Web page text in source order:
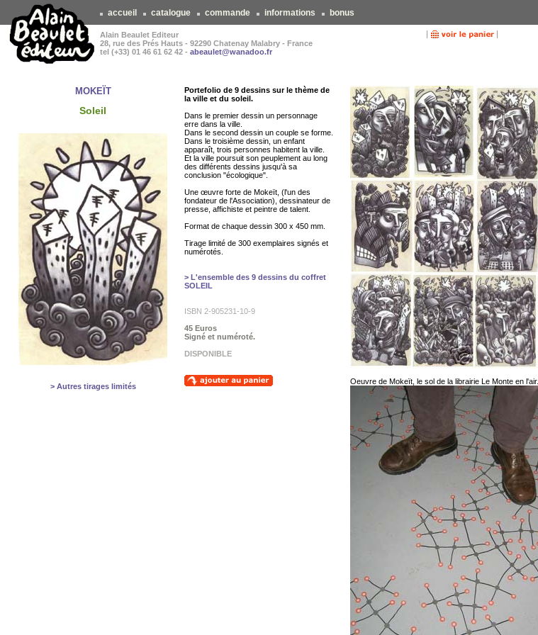
accueil catalogue commande informations bonus
Alain Beaulet Editeur
28, rue des Prés Hauts - 92290 Chatenay Malabry - France
tel (+33) 01 46 61 62 42 - abeaulet@wanadoo.fr
MOKEÏT
Soleil
> Autres tirages limités
Portefolio de 9 dessins sur le thème de
la ville et du soleil.
Dans le premier dessin un personnage
erre dans la ville.
Dans le second dessin un couple se forme.
Dans le troisième dessin, un enfant
apparaît, trois personnes habitent la ville.
Et la ville poursuit son peuplement au long
des différents dessins jusqu'à sa
conclusion "écologique".
Une œuvre forte de Mokeït, (l'un des
fondateur de l'Association), dessinateur de
presse, affichiste et peintre de talent.
Format de chaque dessin 300 x 450 mm.
Tirage limité de 300 exemplaires signés et
numérotés.
> L'ensemble des 9 dessins du coffret
SOLEIL
ISBN 2-905231-10-9
45 Euros
Signé et numéroté.
DISPONIBLE
Oeuvre de Mokeït, le sol de la librairie Le Monte en l'air.